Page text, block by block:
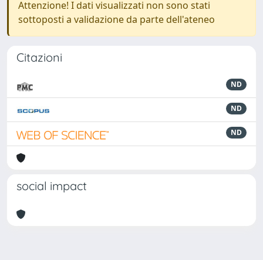
Attenzione! I dati visualizzati non sono stati
sottoposti a validazione da parte dell'ateneo
Citazioni
ND
ND
ND
social impact